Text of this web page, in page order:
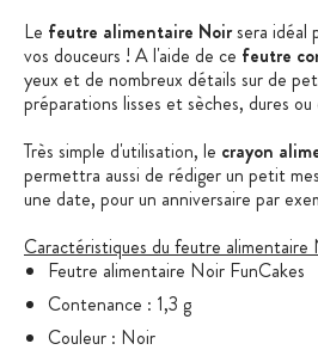
Le feutre alimentaire Noirsera idéal
vos douceurs ! A l'aide de ce feutre
yeux et de nombreux détails sur de
préparations lisses et sèches, dures
Très simple d'utilisation, le crayon
permettra aussi de rédiger un petit
une date, pour un anniversaire par
Caractéristiques du feutre alimentaire
Feutre alimentaire Noir FunCakes
Contenance : 1,3 g
Couleur : Noir